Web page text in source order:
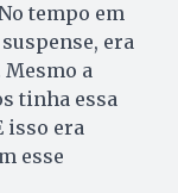
tempo em
era
a
tinha essa
isso era
esse